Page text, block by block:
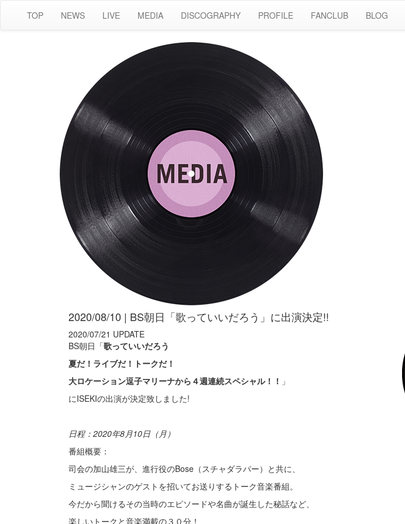
TOP NEWS LIVE MEDIA DISCOGRAPHY PROFILE FANCLUB BLOG
2020/08/10 | BS朝日「歌っていいだろう」に出演決定!!
2020/07/21 UPDATE
BS朝日「歌っていいだろう
夏だ！ライブだ！トークだ！
大ロケーション逗子マリーナから４週連続スペシャル！！ 」
にISEKIの出演が決定致しました!
日程：2020年8月10日（月）
番組概要：
司会の加山雄三が、進行役のBose （スチャダラパー）と共に、
ミュージシャンのゲストを招いてお送りするトーク音楽番組。
今だから聞けるその当時のエピソードや名曲が誕生した秘話など、
楽しいトークと音楽満載の３０分！